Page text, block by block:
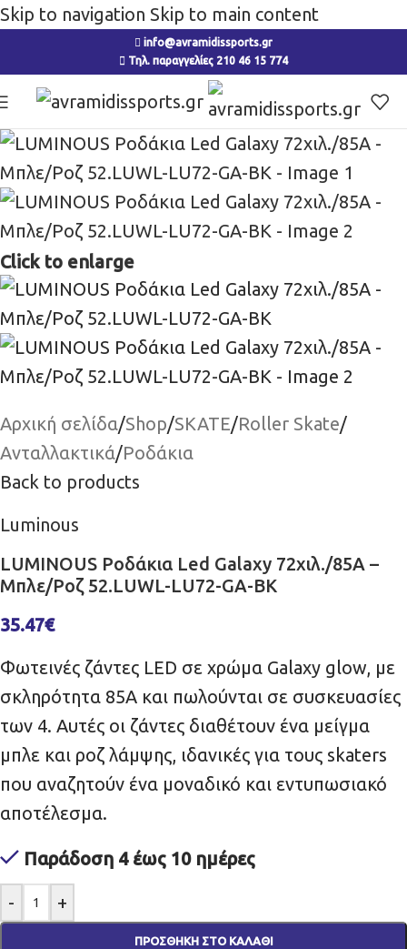
Skip to navigation Skip to main content
info@avramidissports.gr
Τηλ. παραγγελίες 210 46 15 774
Click to enlarge
Αρχική σελίδα/Shop/SKATE/Roller Skate/
Ανταλλακτικά/Ροδάκια
Back to products
Luminous
LUMINOUS Ροδάκια Led Galaxy 72χιλ./85A –
Μπλε/Ροζ 52.LUWL-LU72-GA-BK
35.47€
Φωτεινές ζάντες LED σε χρώμα Galaxy glow, με
σκληρότητα 85A και πωλούνται σε συσκευασίες
των 4. Αυτές οι ζάντες διαθέτουν ένα μείγμα
μπλε και ροζ λάμψης, ιδανικές για τους skaters
που αναζητούν ένα μοναδικό και εντυπωσιακό
αποτέλεσμα.
Παράδοση 4 έως 10 ημέρες
- +
ΠΡΟΣΘΉΚΗ ΣΤΟ ΚΑΛΆΘΙ